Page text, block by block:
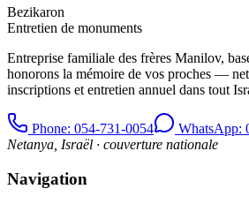
Bezikaron
Entretien de monuments
Entreprise familiale des frères Manilov,
honorons la mémoire de vos proches —
inscriptions et entretien annuel dans tout
Phone: 054-731-0054
WhatsApp:
Netanya, Israël · couverture nationale
Navigation